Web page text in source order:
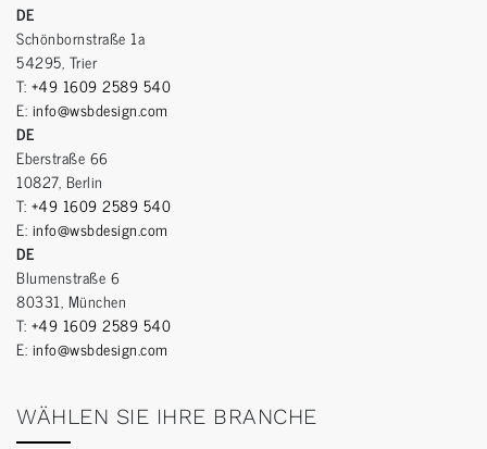
DE
Schönbornstraße 1a
54295, Trier
T: +49 1609 2589 540
E: info@wsbdesign.com
DE
Eberstraße 66
10827, Berlin
T: +49 1609 2589 540
E: info@wsbdesign.com
DE
Blumenstraße 6
80331, München
T: +49 1609 2589 540
E: info@wsbdesign.com
WÄHLEN SIE IHRE BRANCHE